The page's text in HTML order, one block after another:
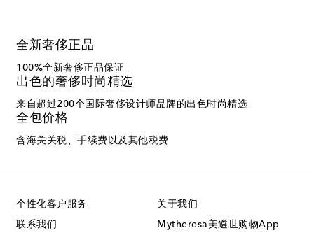
全新奢侈正品
100%全新奢侈正品保证
出色的奢侈时尚精选
来自超过200个国际奢侈设计师品牌的出色时尚精选
全包价格
含海关关税、手续费以及其他税费
个性化客户服务
联系我们
关于我们
Mytheresa美遴世购物App